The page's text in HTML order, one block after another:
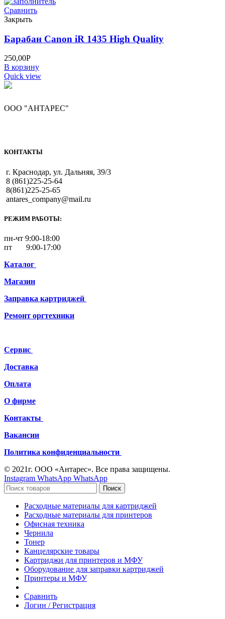
Сравнить
Закрыть
Барабан Canon iR 1435 High Quality
250,00Р
В корзину
Quick view
ООО "АНТАРЕС"
КОНТАКТЫ
г. Краснодар, ул. Дальняя, 39/3
8 (861)225-25-64
8(861)225-25-65
antares_company@mail.ru
РЕЖИМ РАБОТЫ:
пн-чт 9:00-18:00
пт 9:00-17:00
Каталог
Магазин
Заправка картриджей
Ремонт оргтехники
Сервис
Доставка
Оплата
О фирме
Контакты
Вакансии
Политика конфиденциальности
© 2021г. ООО «Антарес». Все права защищены.
Instagram WhatsApp WhatsApp
Поиск
Расходные материалы для картриджей
Расходные материалы для принтеров
Офисная техника
Чернила
Тонер
Канцелярские товары
Картриджи для принтеров и МФУ
Оборудование для заправки картриджей
Принтеры и МФУ
Сравнить
Логин / Регистрация